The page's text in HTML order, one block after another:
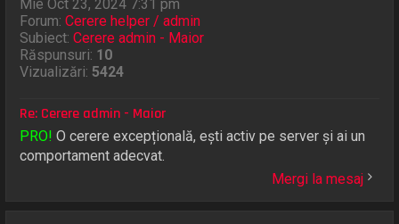
Mie Oct 23, 2024 7:31 pm
Forum:Cerere helper / admin
Subiect:Cerere admin - Maior
Răspunsuri: 10
Vizualizări: 5424
Re: Cerere admin - Maior
PRO! O cerere excepțională, ești activ pe server și ai un
comportament adecvat.
Mergi la mesaj